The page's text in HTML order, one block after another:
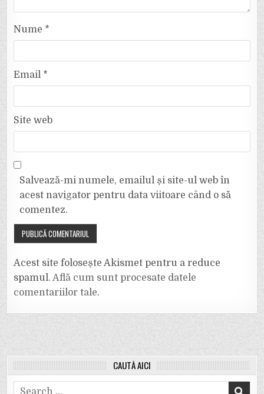
Nume *
Email *
Site web
Salvează-mi numele, emailul și site-ul web în
acest navigator pentru data viitoare când o să
comentez.
Acest site folosește Akismet pentru a reduce
spamul.Află cum sunt procesate datele
comentariilor tale.
CAUTĂ AICI
Search